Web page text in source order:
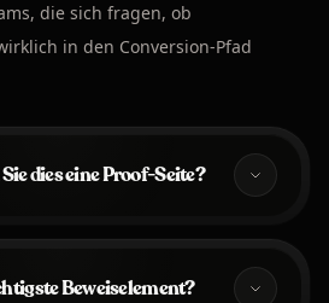
die sich fragen, ob
in den Conversion-Pfad
dies eine Proof-Seite?
Beweiselement?